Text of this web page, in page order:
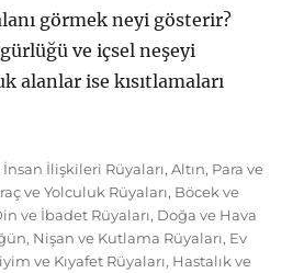
görmek neyi gösterir?
ve içsel neşeyi
alanlar ise kısıtlamaları
İnsan İlişkileri Rüyaları,Altın, Para ve
ve Yolculuk Rüyaları, Böcek ve
ve İbadet Rüyaları, Doğa ve Hava
Nişan ve Kutlama Rüyaları, Ev
ve Kıyafet Rüyaları, Hastalık ve